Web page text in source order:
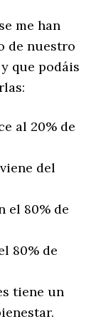
me han
de nuestro
y que podáis
al 20% de
del
el 80% de
80% de
tiene un